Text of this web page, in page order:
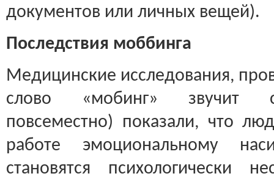
документов или личных вещей).
Последствия моббинга
Медицинские исследования,
слово «мобинг» звучит
повсеместно) показали, что
работе эмоциональному
становятся психологически